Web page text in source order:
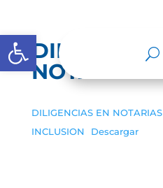
Abrir barra de herramientas
DILIGENCIA
NOTARIALES
DILIGENCIAS EN NOTARIAS
INCLUSION
Descargar